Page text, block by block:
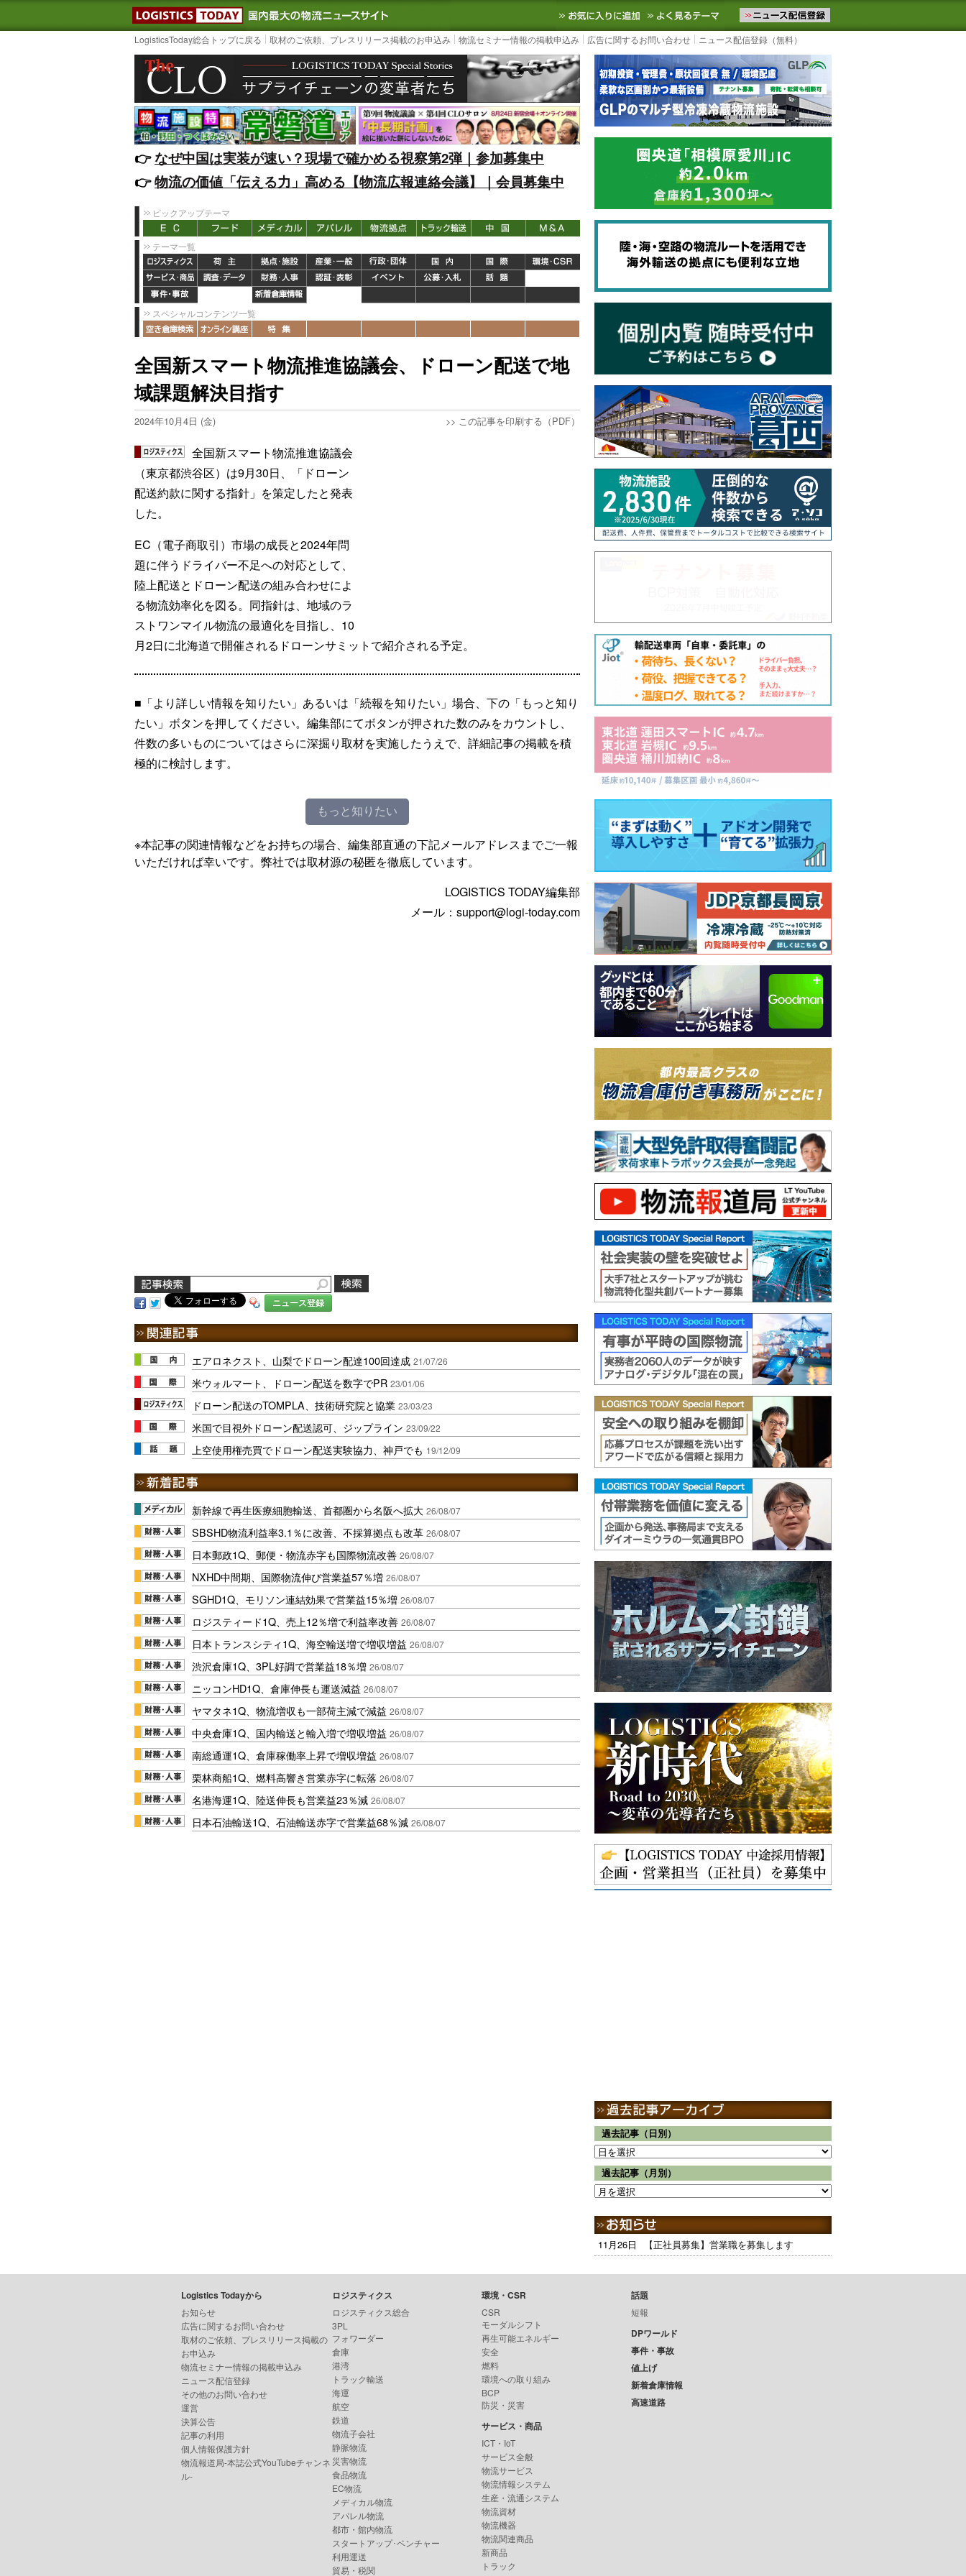
LOGISTICS TODAY｜国内最大の物流ニュースサイト3PL, SCMなど国内外の最新の物流ニュースをお届けします。物流ニュースメール配信を登録す
お気に入りに追加 よく見るテーマ
LogisticsToday総合トップに戻る 取材のご依頼、プレスリリース掲載のお申込み 物流セミナー情報の掲載申込み 広告に関するお問い合わせ ニュース配信登録（無料）
👉️なぜ中国は実装が速い？現場で確かめる視察第2弾｜参加募集中
👉️物流の価値「伝える力」高める【物流広報連絡会議】｜会員募集中
ピックアップテーマ
テーマ一覧
スペシャルコンテンツ一覧
全国新スマート物流推進協議会、ドローン配送で地
域課題解決目指す
2024年10月4日 (金) >> この記事を印刷する（PDF）
全国新スマート物流推進協議会
（東京都渋谷区）は9月30日、「ドローン
配送約款に関する指針」を策定したと発表
した。
EC（電子商取引）市場の成長と2024年問
題に伴うドライバー不足への対応として、
陸上配送とドローン配送の組み合わせによ
る物流効率化を図る。同指針は、地域のラ
ストワンマイル物流の最適化を目指し、10
月2日に北海道で開催されるドローンサミットで紹介される予定。
■「より詳しい情報を知りたい」あるいは「続報を知りたい」場合、下の「もっと知り
たい」ボタンを押してください。編集部にてボタンが押された数のみをカウントし、
件数の多いものについてはさらに深掘り取材を実施したうえで、詳細記事の掲載を積
極的に検討します。
もっと知りたい
※本記事の関連情報などをお持ちの場合、編集部直通の下記メールアドレスまでご一報
いただければ幸いです。弊社では取材源の秘匿を徹底しています。
LOGISTICS TODAY編集部
メール：support@logi-today.com
ニュース登録
エアロネクスト、山梨でドローン配達100回達成 21/07/26
米ウォルマート、ドローン配送を数字でPR 23/01/06
ドローン配送のTOMPLA、技術研究院と協業 23/03/23
米国で目視外ドローン配送認可、ジップライン 23/09/22
上空使用権売買でドローン配送実験協力、神戸でも 19/12/09
新幹線で再生医療細胞輸送、首都圏から名阪へ拡大 26/08/07
SBSHD物流利益率3.1％に改善、不採算拠点も改革 26/08/07
日本郵政1Q、郵便・物流赤字も国際物流改善 26/08/07
NXHD中間期、国際物流伸び営業益57％増 26/08/07
SGHD1Q、モリソン連結効果で営業益15％増 26/08/07
ロジスティード1Q、売上12％増で利益率改善 26/08/07
日本トランスシティ1Q、海空輸送増で増収増益 26/08/07
渋沢倉庫1Q、3PL好調で営業益18％増 26/08/07
ニッコンHD1Q、倉庫伸長も運送減益 26/08/07
ヤマタネ1Q、物流増収も一部荷主減で減益 26/08/07
中央倉庫1Q、国内輸送と輸入増で増収増益 26/08/07
南総通運1Q、倉庫稼働率上昇で増収増益 26/08/07
栗林商船1Q、燃料高響き営業赤字に転落 26/08/07
名港海運1Q、陸送伸長も営業益23％減 26/08/07
日本石油輸送1Q、石油輸送赤字で営業益68％減 26/08/07
過去記事（日別）
過去記事（月別）
11月26日 【正社員募集】営業職を募集します
Logistics Todayから
お知らせ
広告に関するお問い合わせ
取材のご依頼、プレスリリース掲載の
お申込み
物流セミナー情報の掲載申込み
ニュース配信登録
その他のお問い合わせ
運営
決算公告
記事の利用
個人情報保護方針
物流報道局-本誌公式YouTubeチャンネ
ル-
ロジスティクス
ロジスティクス総合
3PL
フォワーダー
倉庫
港湾
トラック輸送
海運
航空
鉄道
物流子会社
静脈物流
災害物流
食品物流
EC物流
メディカル物流
アパレル物流
都市・館内物流
スタートアップ･ベンチャー
利用運送
貿易・税関
環境・CSR
CSR
モーダルシフト
再生可能エネルギー
安全
燃料
環境への取り組み
BCP
防災・災害
サービス・商品
ICT・IoT
サービス全般
物流サービス
物流情報システム
生産・流通システム
物流資材
物流機器
物流関連商品
新商品
トラック
話題
短報
DPワールド
事件・事故
値上げ
新着倉庫情報
高速道路